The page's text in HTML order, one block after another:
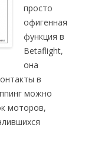
просто
офигенная
функция в
Betaflight,
она
в
можно
моторов,